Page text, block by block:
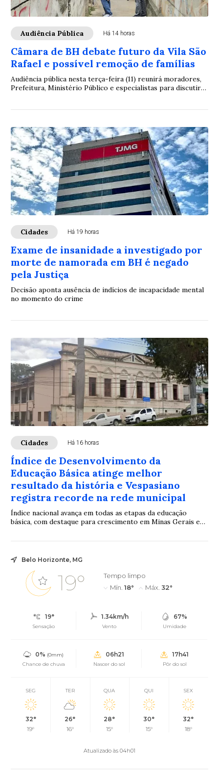
Audiência Pública Há 14 horas
Câmara de BH debate futuro da Vila São
Rafael e possível remoção de famílias
Audiência pública nesta terça-feira (11) reunirá moradores,
Prefeitura, Ministério Público e especialistas para discutir
Cidades Há 19 horas
Exame de insanidade a investigado por
morte de namorada em BH é negado
pela Justiça
Decisão aponta ausência de indícios de incapacidade mental
no momento do crime
Cidades Há 16 horas
Índice de Desenvolvimento da
Educação Básica atinge melhor
resultado da história e Vespasiano
registra recorde na rede municipal
Índice nacional avança em todas as etapas da educação
básica, com destaque para crescimento em Minas Gerais e
Belo Horizonte, MG
19°
Tempo limpo
Mín. 18° Máx. 32°
19°
Sensação
1.34km/h
Vento
67%
Umidade
0% (0mm)
Chance de chuva
06h21
Nascer do sol
17h41
Pôr do sol
SEG
32°
19°
TER
26°
16°
QUA
28°
15°
QUI
30°
15°
SEX
32°
18°
Atualizado às 04h01